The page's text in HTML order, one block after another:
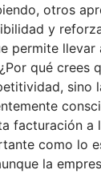
otros
y
permite
qué
sino
facturación
como lo
la